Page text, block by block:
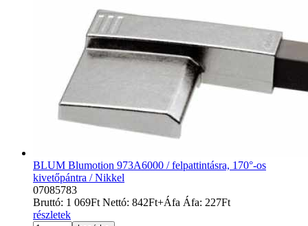
BLUM Blumotion 973A6000 / felpattintásra, 170°-os
kivetőpántra / Nikkel
07085783
Bruttó: 1 069Ft Nettó: 842Ft+Áfa Áfa: 227Ft
részletek